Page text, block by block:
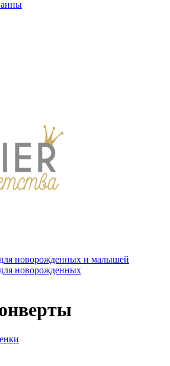
новорожденных и малышей
новорожденных